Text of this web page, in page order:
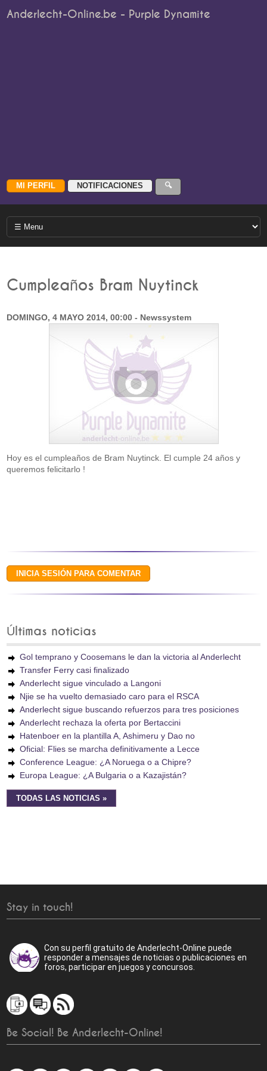
Anderlecht-Online.be - Purple Dynamite
Cumpleaños Bram Nuytinck
DOMINGO, 4 MAYO 2014, 00:00 - Newssystem
Hoy es el cumpleaños de Bram Nuytinck. El cumple 24 años y
queremos felicitarlo !
Últimas noticias
Gol temprano y Coosemans le dan la victoria al Anderlecht
Transfer Ferry casi finalizado
Anderlecht sigue vinculado a Langoni
Njie se ha vuelto demasiado caro para el RSCA
Anderlecht sigue buscando refuerzos para tres posiciones
Anderlecht rechaza la oferta por Bertaccini
Hatenboer en la plantilla A, Ashimeru y Dao no
Oficial: Flies se marcha definitivamente a Lecce
Conference League: ¿A Noruega o a Chipre?
Europa League: ¿A Bulgaria o a Kazajistán?
TODAS LAS NOTICIAS »
Stay in touch!
Con su perfil gratuito de Anderlecht-Online puede
responder a mensajes de noticias o publicaciones en
foros, participar en juegos y concursos.
Be Social! Be Anderlecht-Online!